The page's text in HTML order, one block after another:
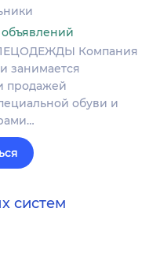
Компания
занимается
продажей
обуви и
систем